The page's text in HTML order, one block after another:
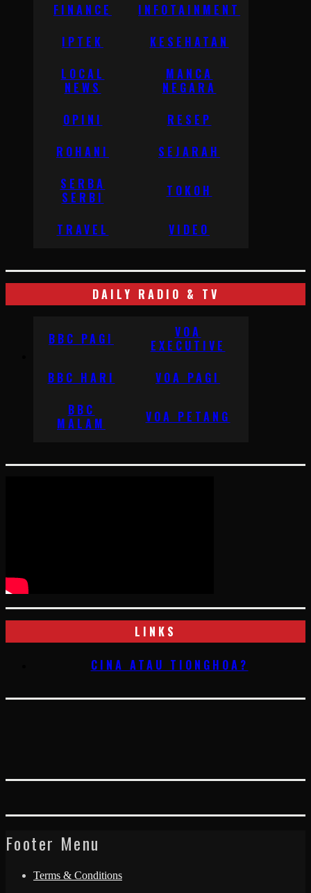
FINANCE
INFOTAINMENT
IPTEK
KESEHATAN
LOCAL
NEWS
MANCA
NEGARA
OPINI
RESEP
ROHANI
SEJARAH
SERBA
SERBI
TOKOH
TRAVEL VIDEO
DAILY RADIO & TV
BBC PAGI
VOA
EXECUTIVE
BBC HARI
VOA PAGI
BBC
MALAM
VOA PETANG
LINKS
CINA ATAU TIONGHOA?
Footer Menu
Terms & Conditions